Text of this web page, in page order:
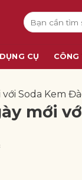
Tìm
kiếm:
CỤ CÔNG
Soda Kem
mới